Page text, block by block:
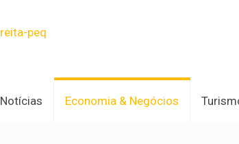
Notícias Economia & Negócios